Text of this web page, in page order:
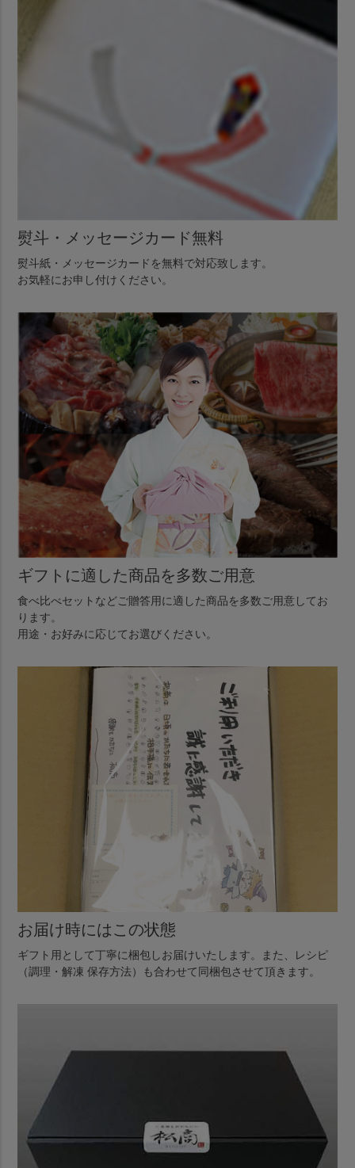
熨斗・メッセージカード無料
熨斗紙・メッセージカードを無料で対応致します。
お気軽にお申し付けください。
ギフトに適した商品を多数ご用意
食べ比べセットなどご贈答用に適した商品を多数ご用意してお
ります。
用途・お好みに応じてお選びください。
お届け時にはこの状態
ギフト用として丁寧に梱包しお届けいたします。また、レシピ
（調理・解凍 保存方法）も合わせて同梱包させて頂きます。